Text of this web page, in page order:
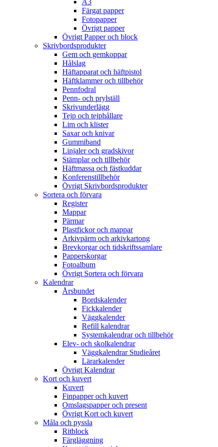
A3
Färgat papper
Fotopapper
Övrigt papper
Övrigt Papper och block
Skrivbordsprodukter
Gem och gemkoppar
Hålslag
Häftapparat och häftpistol
Häftklammer och tillbehör
Pennfodral
Penn- och prylställ
Skrivunderlägg
Tejp och tejphållare
Lim och klister
Saxar och knivar
Gummiband
Linjaler och gradskivor
Stämplar och tillbehör
Häftmassa och fästkuddar
Konferenstillbehör
Övrigt Skrivbordsprodukter
Sortera och förvara
Register
Mappar
Pärmar
Plastfickor och mappar
Arkivpärm och arkivkartong
Brevkorgar och tidskriftssamlare
Papperskorgar
Fotoalbum
Övrigt Sortera och förvara
Kalendrar
Årsbundet
Bordskalender
Fickkalender
Väggkalender
Refill kalendrar
Systemkalendrar och tillbehör
Elev- och skolkalendrar
Väggkalendrar Studieåret
Lärarkalender
Övrigt Kalendrar
Kort och kuvert
Kuvert
Finpapper och kuvert
Omslagspapper och present
Övrigt Kort och kuvert
Måla och pyssla
Ritblock
Färgläggning